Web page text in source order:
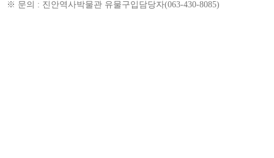
※ 문의 : 진안역사박물관 유물구입담당자(063-430-8085)